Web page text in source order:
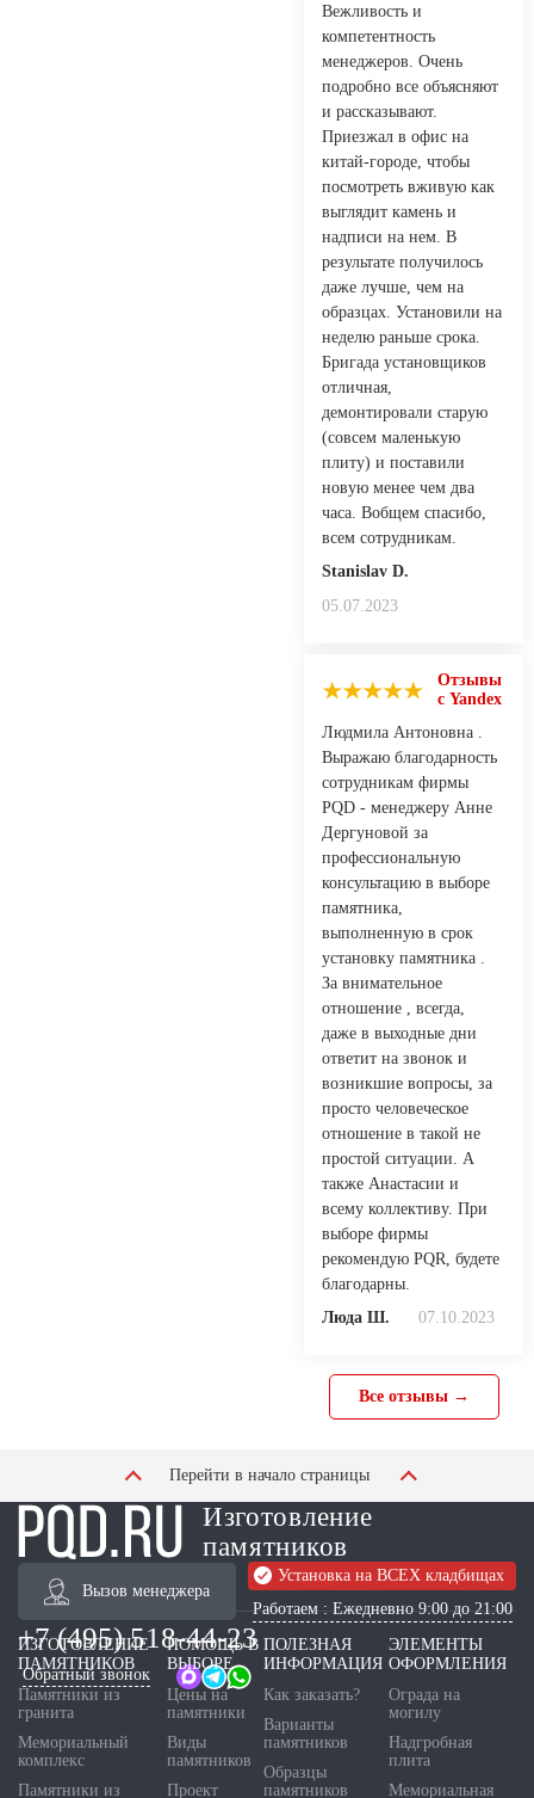
Вежливость и
компетентность
менеджеров. Очень
подробно все объясняют
и рассказывают.
Приезжал в офис на
китай-городе, чтобы
посмотреть вживую как
выглядит камень и
надписи на нем. В
результате получилось
даже лучше, чем на
образцах. Установили на
неделю раньше срока.
Бригада установщиков
отличная,
демонтировали старую
(совсем маленькую
плиту) и поставили
новую менее чем два
часа. Вобщем спасибо,
всем сотрудникам.
Stanislav D.
05.07.2023
Отзывы
с Yandex
Людмила Антоновна .
Выражаю благодарность
сотрудникам фирмы
PQD - менеджеру Анне
Дергуновой за
профессиональную
консультацию в выборе
памятника,
выполненную в срок
установку памятника .
За внимательное
отношение , всегда,
даже в выходные дни
ответит на звонок и
возникшие вопросы, за
просто человеческое
отношение в такой не
простой ситуации. А
также Анастасии и
всему коллективу. При
выборе фирмы
рекомендую PQR, будете
благодарны.
Люда Ш.
07.10.2023
Все отзывы →
Перейти в начало страницы
Изготовление
памятников
Вызов менеджера
Установка на ВСЕХ кладбищах
Работаем : Ежедневно 9:00 до 21:00
+7 (495) 518-44-23
Обратный звонок
ИЗГОТОВЛЕНИЕ
ПАМЯТНИКОВ
Памятники из
гранита
Мемориальный
комплекс
Памятники из
ПОМОЩЬ В
ВЫБОРЕ
Цены на
памятники
Виды
памятников
Проект
ПОЛЕЗНАЯ
ИНФОРМАЦИЯ
Как заказать?
Варианты
памятников
Образцы
памятников
ЭЛЕМЕНТЫ
ОФОРМЛЕНИЯ
Ограда на
могилу
Надгробная
плита
Мемориальная